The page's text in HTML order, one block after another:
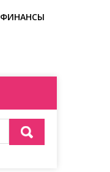
ФИНАНСЫ